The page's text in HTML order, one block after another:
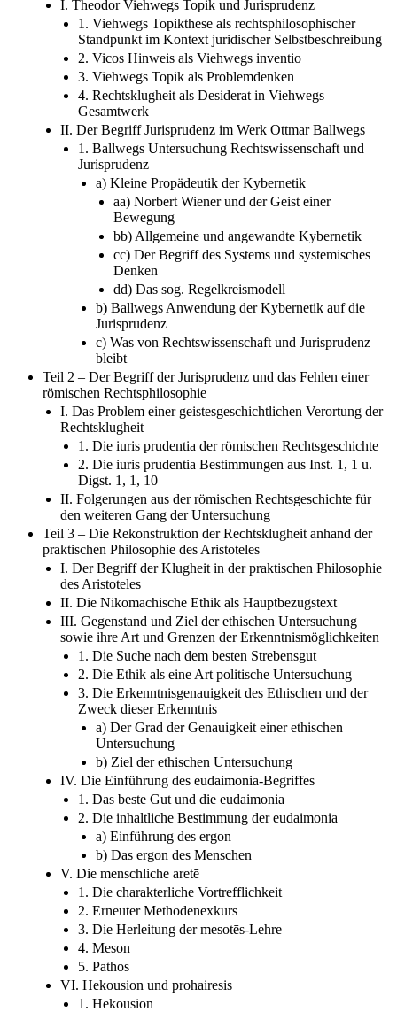
I. Theodor Viehwegs Topik und Jurisprudenz
1. Viehwegs Topikthese als rechtsphilosophischer
Standpunkt im Kontext juridischer Selbstbeschreibung
2. Vicos Hinweis als Viehwegs inventio
3. Viehwegs Topik als Problemdenken
4. Rechtsklugheit als Desiderat in Viehwegs
Gesamtwerk
II. Der Begriff Jurisprudenz im Werk Ottmar Ballwegs
1. Ballwegs Untersuchung Rechtswissenschaft und
Jurisprudenz
a) Kleine Propädeutik der Kybernetik
aa) Norbert Wiener und der Geist einer
Bewegung
bb) Allgemeine und angewandte Kybernetik
cc) Der Begriff des Systems und systemisches
Denken
dd) Das sog. Regelkreismodell
b) Ballwegs Anwendung der Kybernetik auf die
Jurisprudenz
c) Was von Rechtswissenschaft und Jurisprudenz
bleibt
Teil 2 – Der Begriff der Jurisprudenz und das Fehlen einer
römischen Rechtsphilosophie
I. Das Problem einer geistesgeschichtlichen Verortung der
Rechtsklugheit
1. Die iuris prudentia der römischen Rechtsgeschichte
2. Die iuris prudentia Bestimmungen aus Inst. 1, 1 u.
Digst. 1, 1, 10
II. Folgerungen aus der römischen Rechtsgeschichte für
den weiteren Gang der Untersuchung
Teil 3 – Die Rekonstruktion der Rechtsklugheit anhand der
praktischen Philosophie des Aristoteles
I. Der Begriff der Klugheit in der praktischen Philosophie
des Aristoteles
II. Die Nikomachische Ethik als Hauptbezugstext
III. Gegenstand und Ziel der ethischen Untersuchung
sowie ihre Art und Grenzen der Erkenntnismöglichkeiten
1. Die Suche nach dem besten Strebensgut
2. Die Ethik als eine Art politische Untersuchung
3. Die Erkenntnisgenauigkeit des Ethischen und der
Zweck dieser Erkenntnis
a) Der Grad der Genauigkeit einer ethischen
Untersuchung
b) Ziel der ethischen Untersuchung
IV. Die Einführung des eudaimonia-Begriffes
1. Das beste Gut und die eudaimonia
2. Die inhaltliche Bestimmung der eudaimonia
a) Einführung des ergon
b) Das ergon des Menschen
V. Die menschliche aretē
1. Die charakterliche Vortrefflichkeit
2. Erneuter Methodenexkurs
3. Die Herleitung der mesotēs-Lehre
4. Meson
5. Pathos
VI. Hekousion und prohairesis
1. Hekousion